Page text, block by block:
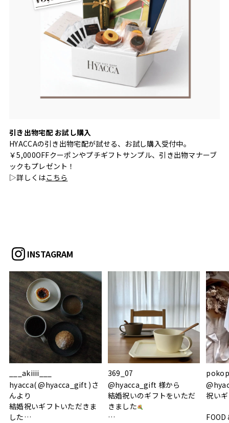
引き出物宅配 お試し購入
HYACCAの引き出物宅配が試せる、お試し購入受付中。
￥5,000OFFクーポンやプチギフトサンプル、引き出物マナーブ
ックもプレゼント！
▷詳しくはこちら
INSTAGRAM
___akiiii___
hyacca( @hyacca_gift )さ
んより
結婚祝いギフトいただきま
した
369_07
@hyacca_gift 様から
結婚祝いのギフトをいただ
きました
祝い
FOOD